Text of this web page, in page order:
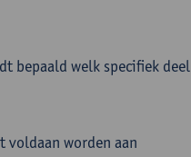
bepaald welk specifiek deel
voldaan worden aan